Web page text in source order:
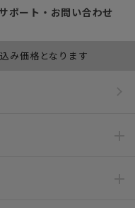
ポート・お問い合わせ
み価格となります